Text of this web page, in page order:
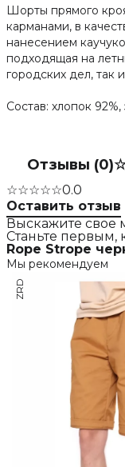
Шорты прямого
карманами, в
нанесением
подходящая на
городских дел, так
Состав: хлопок 92%,
Отзывы (0)
☆☆☆☆☆0.0
Оставить отзыв
Выскажите свое
Станьте первым,
Rope Strope
Мы рекомендуем
ZRD